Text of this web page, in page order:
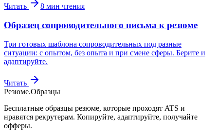
Читать 8 мин чтения
Образец сопроводительного письма к резюме
Три готовых шаблона сопроводительных под разные
ситуации: с опытом, без опыта и при смене сферы. Берите и
адаптируйте.
Читать
Резюме.Образцы
Бесплатные образцы резюме, которые проходят ATS и
нравятся рекрутерам. Копируйте, адаптируйте, получайте
офферы.